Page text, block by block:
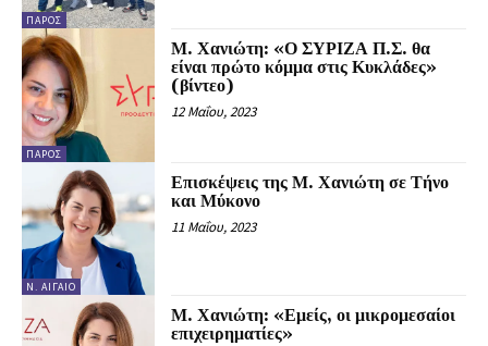
ΠΆΡΟΣ
ΠΆΡΟΣ
Μ. Χανιώτη: «Ο ΣΥΡΙΖΑ Π.Σ. θα
είναι πρώτο κόμμα στις Κυκλάδες»
(βίντεο)
12 Μαΐου, 2023
Ν. ΑΙΓΑΊΟ
Επισκέψεις της Μ. Χανιώτη σε Τήνο
και Μύκονο
11 Μαΐου, 2023
Μ. Χανιώτη: «Εμείς, οι μικρομεσαίοι
επιχειρηματίες»